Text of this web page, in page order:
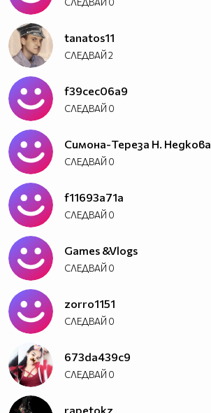
tanatos11
СЛЕДВАЙ2
f39cec06a9
СЛЕДВАЙ 0
Симона-Тереза Н. Недкова
СЛЕДВАЙ 0
f11693a71a
СЛЕДВАЙ 0
Games &Vlogs
СЛЕДВАЙ 0
zorro1151
СЛЕДВАЙ 0
673da439c9
СЛЕДВАЙ 0
rapetokz